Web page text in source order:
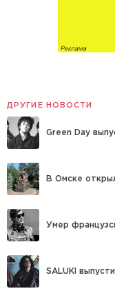
ДРУГИЕ НОВОСТИ
Green Day
В Омске
Умер
SALUKI